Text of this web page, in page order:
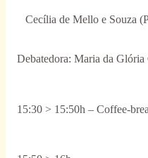
Cecília de Mello e Souza
Debatedora: Maria da
15:30 > 15:50h – Coffee-